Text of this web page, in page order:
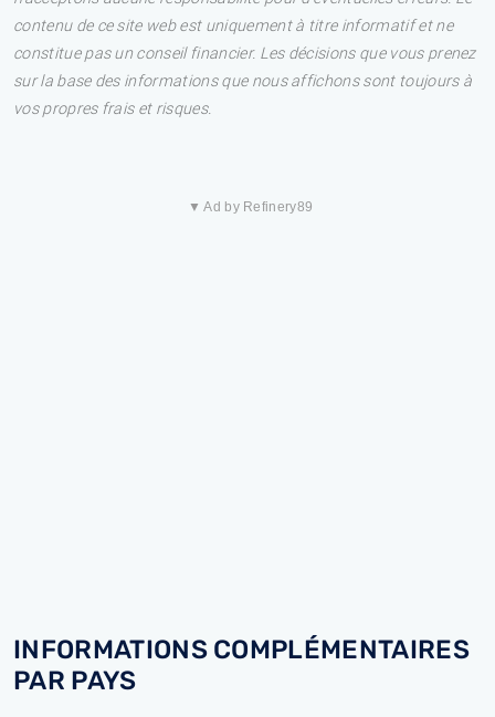
contenu de ce site web est uniquement à titre informatif et ne
constitue pas un conseil financier. Les décisions que vous prenez
sur la base des informations que nous affichons sont toujours à
vos propres frais et risques.
▼ Ad by Refinery89
INFORMATIONS COMPLÉMENTAIRES
PAR PAYS